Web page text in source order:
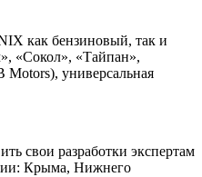
как бензиновый, так и
«Сокол», «Тайпан»,
универсальная
свои разработки экспертам
Крыма, Нижнего